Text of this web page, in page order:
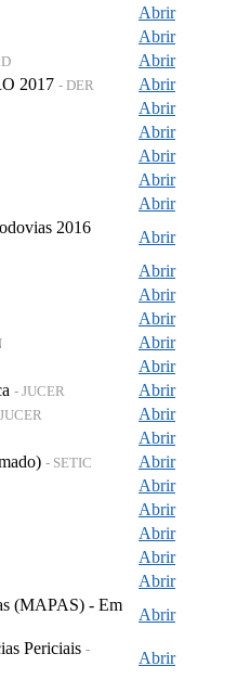
Abrir
Abrir
Abrir
2017 - DER
Abrir
Abrir
Abrir
Abrir
Abrir
Abrir
2016
Abrir
Abrir
Abrir
Abrir
Abrir
Abrir
- JUCER
Abrir
Abrir
Abrir
- SETIC
Abrir
Abrir
Abrir
Abrir
Abrir
Abrir
(MAPAS) - Em
Abrir
Periciais -
Abrir